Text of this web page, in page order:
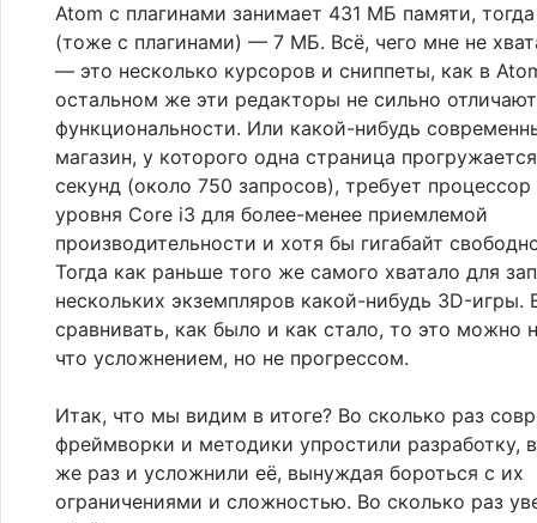
Atom с плагинами занимает 431 МБ памяти,
(тоже с плагинами) — 7 МБ. Всё, чего мне не
— это несколько курсоров и сниппеты, как в
остальном же эти редакторы не сильно
функциональности. Или какой-нибудь
магазин, у которого одна страница
секунд (около 750 запросов), требует
уровня Core i3 для более-менее приемлемой
производительности и хотя бы гигабайт
Тогда как раньше того же самого хватало для
нескольких экземпляров какой-нибудь 3D-игры.
сравнивать, как было и как стало, то это можно
что усложнением, но не прогрессом.
Итак, что мы видим в итоге? Во сколько раз
фреймворки и методики упростили разработку,
же раз и усложнили её, вынуждая бороться с их
ограничениями и сложностью. Во сколько раз